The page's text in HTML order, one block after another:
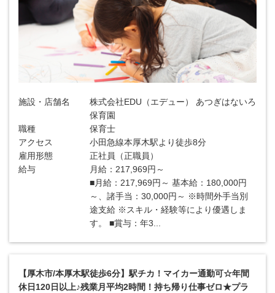
施設・店舗名
株式会社EDU（エデュー） あつぎはないろ
保育園
職種
保育士
アクセス
小田急線本厚木駅より徒歩8分
雇用形態
正社員（正職員）
給与
月給：217,969円～
■月給：217,969円～ 基本給：180,000円
～、諸手当：30,000円～ ※時間外手当別
途支給 ※スキル・経験等により優遇しま
す。 ■賞与：年3...
【厚木市/本厚木駅徒歩6分】駅チカ！マイカー通勤可☆年間
休日120日以上♪残業月平均2時間！持ち帰り仕事ゼロ★プラ